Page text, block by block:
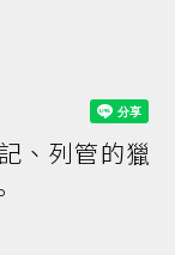
、列管的獵